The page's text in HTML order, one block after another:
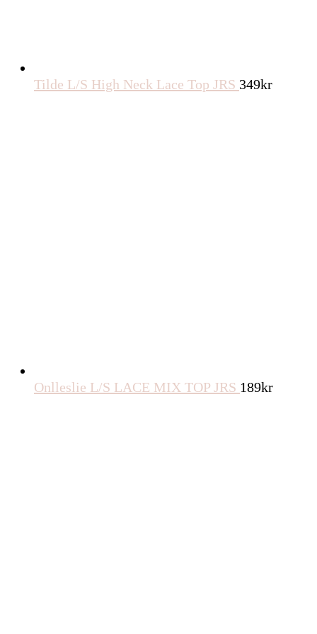
Tilde L/S High Neck Lace Top JRS 349kr
Onlleslie L/S LACE MIX TOP JRS 189kr